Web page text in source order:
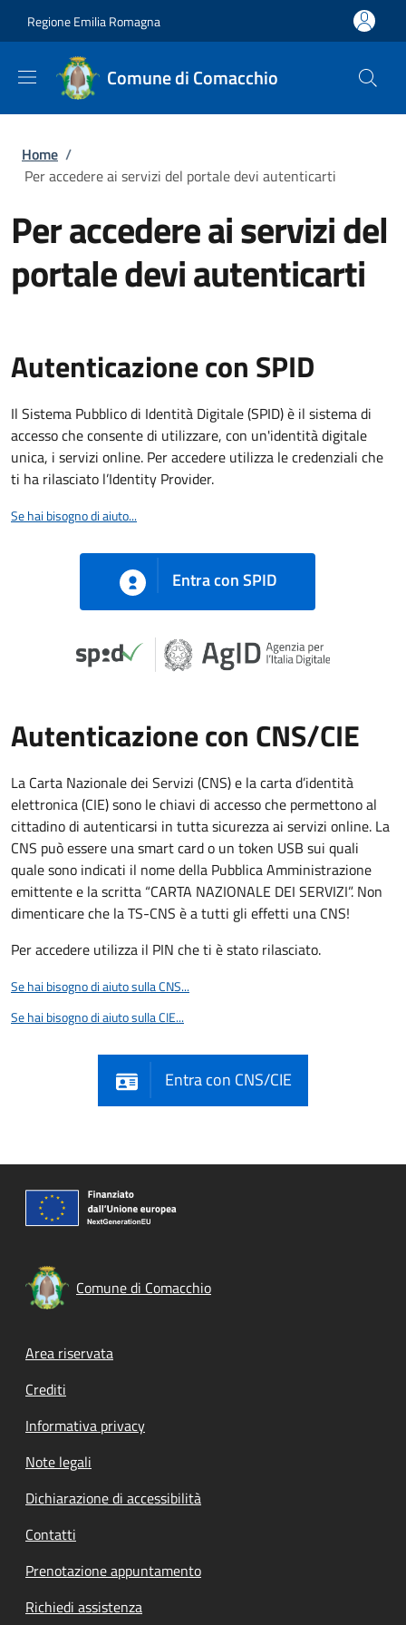
Regione Emilia Romagna
Comune di Comacchio
Briciole di pane
Home /
Per accedere ai servizi del portale devi autenticarti
Per accedere ai servizi del
portale devi autenticarti
Autenticazione con SPID
Il Sistema Pubblico di Identità Digitale (SPID) è il sistema di
accesso che consente di utilizzare, con un'identità digitale
unica, i servizi online. Per accedere utilizza le credenziali che
ti ha rilasciato l’Identity Provider.
Se hai bisogno di aiuto...
Entra con SPID
Autenticazione con CNS/CIE
La Carta Nazionale dei Servizi (CNS) e la carta d’identità
elettronica (CIE) sono le chiavi di accesso che permettono al
cittadino di autenticarsi in tutta sicurezza ai servizi online. La
CNS può essere una smart card o un token USB sui quali
quale sono indicati il nome della Pubblica Amministrazione
emittente e la scritta “CARTA NAZIONALE DEI SERVIZI”. Non
dimenticare che la TS-CNS è a tutti gli effetti una CNS!
Per accedere utilizza il PIN che ti è stato rilasciato.
Se hai bisogno di aiuto sulla CNS...
Se hai bisogno di aiuto sulla CIE...
Entra con CNS/CIE
Comune di Comacchio
Footer menu
Area riservata
Crediti
Informativa privacy
Note legali
Dichiarazione di accessibilità
Contatti
Prenotazione appuntamento
Richiedi assistenza